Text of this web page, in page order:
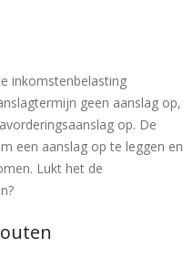
inkomstenbelasting
geen aanslag op,
op. De
een aanslag op te leggen en
Lukt het de